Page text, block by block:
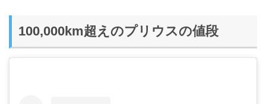
100,000km超えのプリウスの値段